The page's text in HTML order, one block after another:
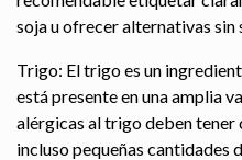
soja u ofrecer alternativas sin
Trigo: El trigo es un
está presente en una amplia
alérgicas al trigo deben tener
incluso pequeñas cantidades